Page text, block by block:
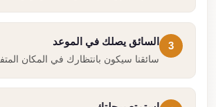
3
السائق يصلك في الموعد
سائقنا سيكون بانتظارك في المكان